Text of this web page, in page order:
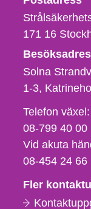
171 16
Solna
1-3
Telefon,
fax
och
e-
Telefon växel:
08-799 40 00
Vid akuta
08-454 24 66
Fler